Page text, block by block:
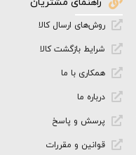
روش‌های ارسال کالا
شرایط بازگشت کالا
همکاری با ما
درباره ما
پرسش و پاسخ
قوانین و مقررات